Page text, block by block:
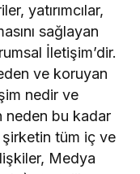
yatırımcılar,
sağlayan
İletişim’dir.
ve koruyan
nedir ve
neden bu kadar
tüm iç ve
Medya